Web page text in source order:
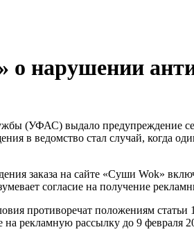
нарушении
в ведомство стал случай, когда
заказа на сайте «Суши Wok»
согласие на получение
противоречат положениям
рекламную рассылку до 9 февраля